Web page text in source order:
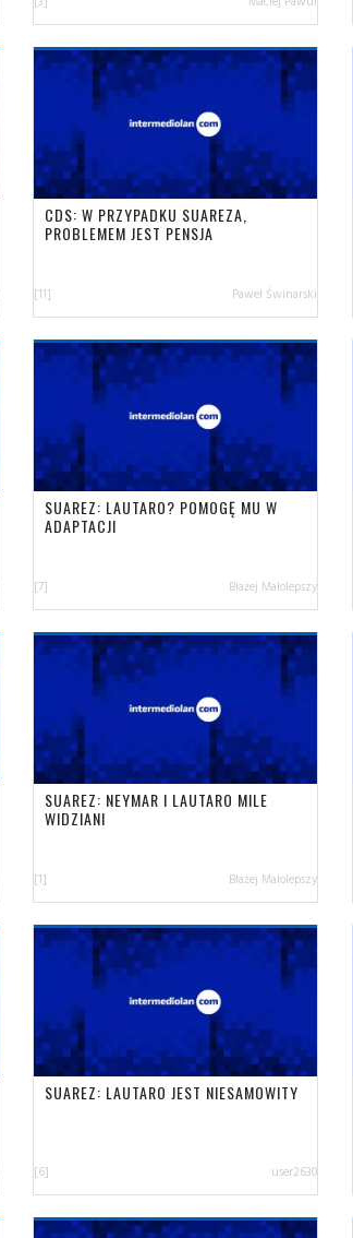
CDS: W PRZYPADKU SUAREZA,
PROBLEMEM JEST PENSJA
[11] Paweł Świnarski
SUAREZ: LAUTARO? POMOGĘ MU W
ADAPTACJI
[7] Błażej Małolepszy
SUAREZ: NEYMAR I LAUTARO MILE
WIDZIANI
[1] Błażej Małolepszy
SUAREZ: LAUTARO JEST NIESAMOWITY
[6] user2630